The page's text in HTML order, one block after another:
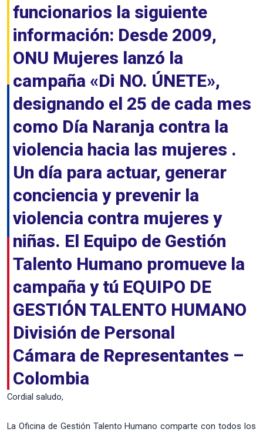
funcionarios la siguiente
información: Desde 2009,
ONU Mujeres lanzó la
campaña «Di NO. ÚNETE»,
designando el 25 de cada mes
como Día Naranja contra la
violencia hacia las mujeres .
Un día para actuar, generar
conciencia y prevenir la
violencia contra mujeres y
niñas. El Equipo de Gestión
Talento Humano promueve la
campaña y tú EQUIPO DE
GESTIÓN TALENTO HUMANO
División de Personal
Cámara de Representantes –
Colombia
Cordial saludo,
La Oficina de Gestión Talento Humano comparte con todos los